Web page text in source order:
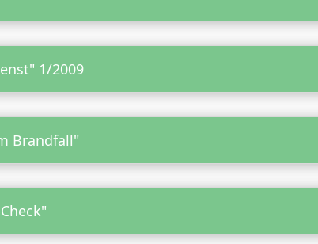
1/2009
Brandfall"